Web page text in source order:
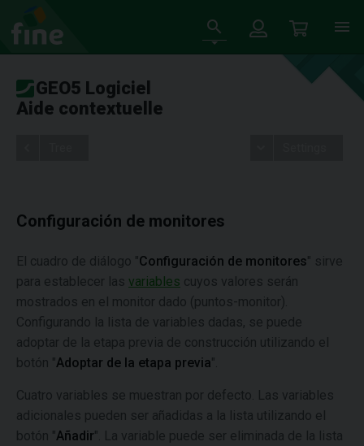
GEO5 Logiciel
Aide contextuelle
Configuración de monitores
El cuadro de diálogo "Configuración de monitores" sirve
para establecer las variables cuyos valores serán
mostrados en el monitor dado (puntos-monitor).
Configurando la lista de variables dadas, se puede
adoptar de la etapa previa de construcción utilizando el
botón "Adoptar de la etapa previa".
Cuatro variables se muestran por defecto. Las variables
adicionales pueden ser añadidas a la lista utilizando el
botón "Añadir". La variable puede ser eliminada de la lista